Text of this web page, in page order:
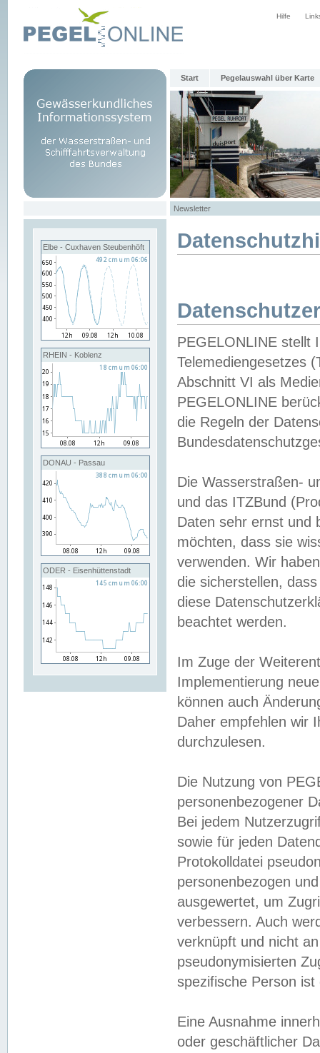
Hilfe
Start Pegelauswahl über Karte
Newsletter
Elbe - Cuxhaven Steubenhöft
RHEIN - Koblenz
DONAU - Passau
ODER - Eisenhüttenstadt
PEGELONLINE stellt
Telemediengesetzes
Abschnitt VI als
PEGELONLINE
die Regeln der
Die Wasserstraßen-
und das ITZBund
Daten sehr ernst und
möchten, dass sie
verwenden. Wir
die sicherstellen,
diese
beachtet werden.
Im Zuge der
Implementierung
können auch
Daher empfehlen wir
durchzulesen.
Die Nutzung von
personenbezogener
Bei jedem
sowie für jeden
Protokolldatei
personenbezogen
ausgewertet, um
verbessern. Auch
verknüpft und nicht
pseudonymisierten
spezifische Person
Eine Ausnahme
oder geschäftlicher